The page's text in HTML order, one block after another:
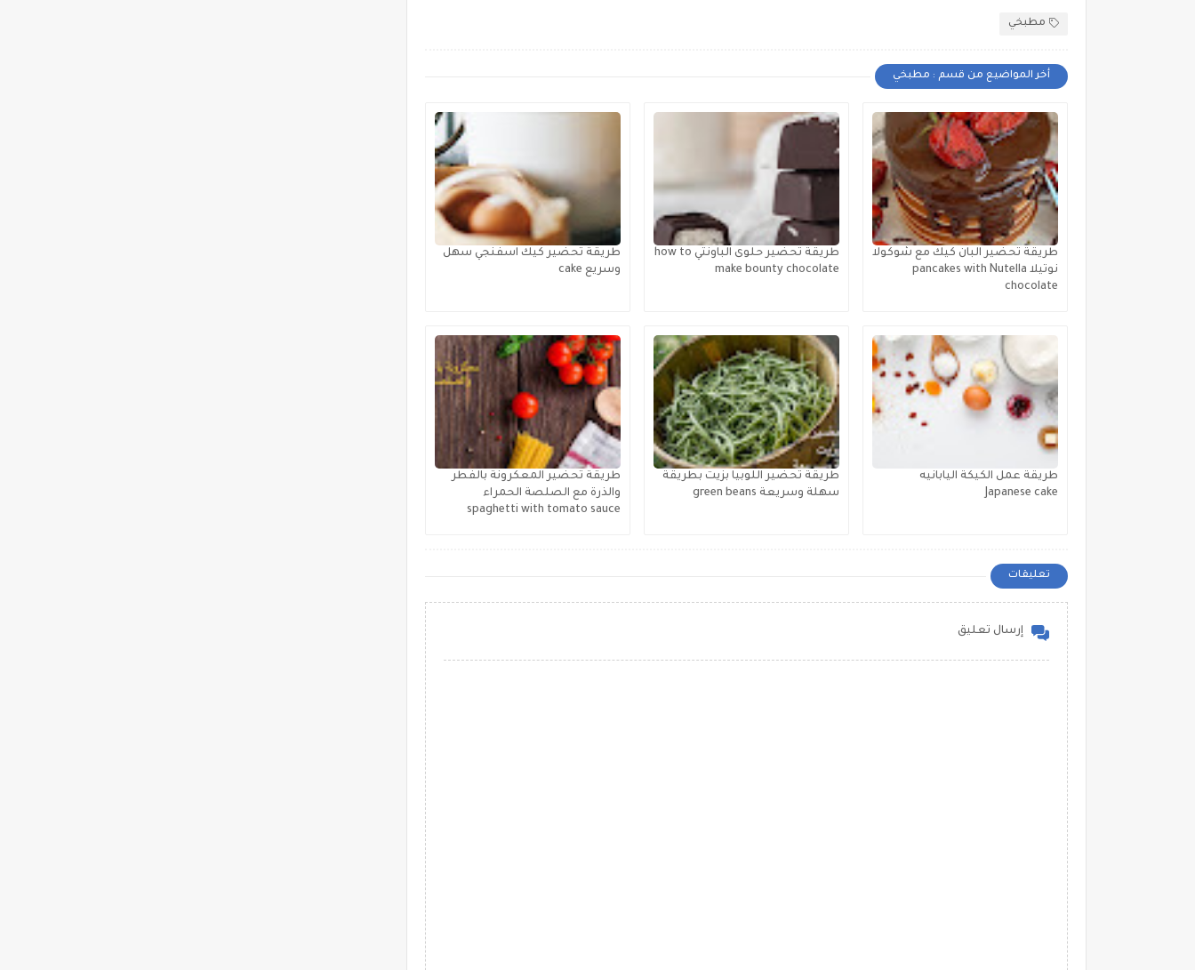
مطبخي
أخر المواضيع من قسم : مطبخي
طريقة تحضير البان كيك مع شوكولا
نوتيلا pancakes with Nutella
chocolate
طريقة تحضير حلوى الباونتي how to
make bounty chocolate
طريقة تحضير كيك اسفنجي سهل
وسريع cake
طريقة عمل الكيكة اليابانيه
Japanese cake
طريقة تحضير اللوبيا بزيت بطريقة
سهلة وسريعة green beans
طريقة تحضير المعكرونة بالفطر
والذرة مع الصلصة الحمراء
spaghetti with tomato sauce
تعليقات
إرسال تعليق